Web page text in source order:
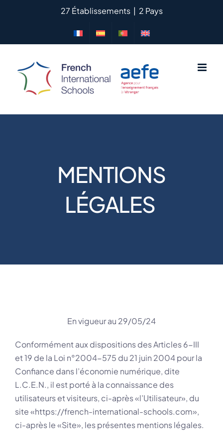
27 Établissements | 2 Pays
MENTIONS
LÉGALES
En vigueur au 29/05/24
Conformément aux dispositions des Articles 6-III
et 19 de la Loi n°2004-575 du 21 juin 2004 pour la
Confiance dans l’économie numérique, dite
L.C.E.N., il est porté à la connaissance des
utilisateurs et visiteurs, ci-après «l’Utilisateur», du
site «https://french-international-schools.com»,
ci-après le «Site», les présentes mentions légales.